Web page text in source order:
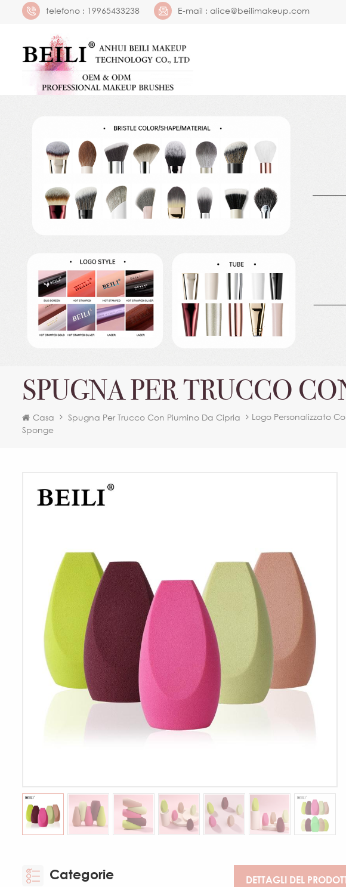
telefono : 19965433238 E-mail : alice@beilimakeup.com
SPUGNA PER TRUCCO
Casa Spugna Per Trucco Con Piumino Da Cipria
Logo Personalizzato
Sponge
Categorie DETTAGLI DEL